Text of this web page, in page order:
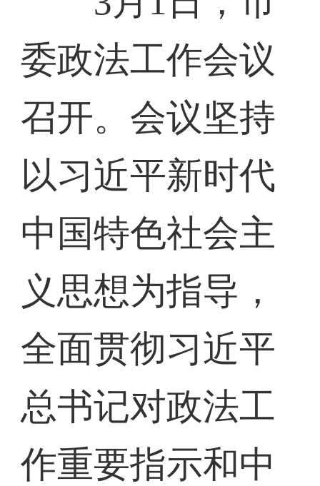
委政法工作会议
召开。会议坚持
以习近平新时代
中国特色社会主
义思想为指导，
全面贯彻习近平
总书记对政法工
作重要指示和中